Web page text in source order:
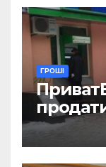
ГРОШІ
і